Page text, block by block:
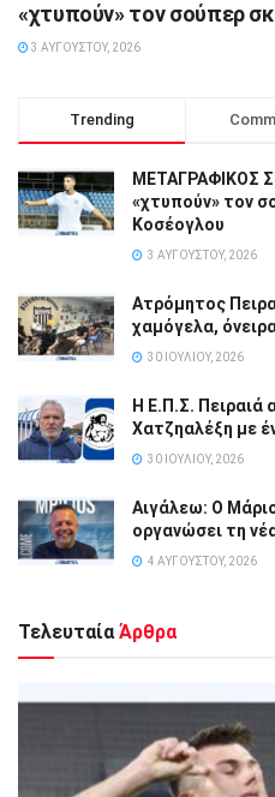
«χτυπούν» τον σούπερ
3 ΑΥΓΟΎΣΤΟΥ, 2026
Trending
ΜΕΤΑΓΡΑΦΙΚΟΣ
«χτυπούν» τον
Κοσέογλου
3 ΑΥΓΟΎΣΤΟΥ, 2026
Ατρόμητος
χαμόγελα,
30 ΙΟΥΛΊΟΥ, 2026
Η Ε.Π.Σ. Πειραιά
Χατζηαλέξη με
30 ΙΟΥΛΊΟΥ, 2026
Αιγάλεω: Ο
οργανώσει τη
4 ΑΥΓΟΎΣΤΟΥ, 2026
Τελευταία Άρθρα